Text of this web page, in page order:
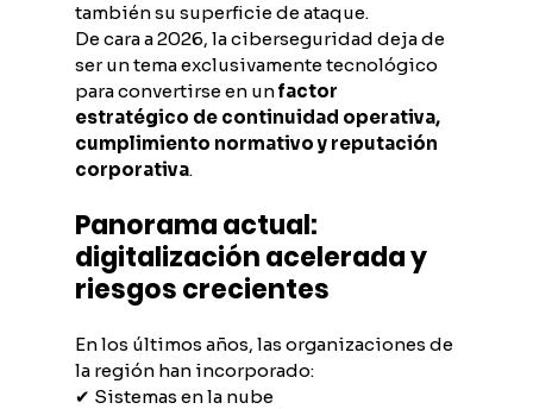
también su superficie de ataque.
De cara a 2026, la ciberseguridad deja de
ser un tema exclusivamente tecnológico
para convertirse en un factor
estratégico de continuidad operativa,
cumplimiento normativo y reputación
corporativa.
Panorama actual:
digitalización acelerada y
riesgos crecientes
En los últimos años, las organizaciones de
la región han incorporado:
✔ Sistemas en la nube